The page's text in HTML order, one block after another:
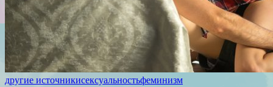
другие источникисексуальностьфеминизм